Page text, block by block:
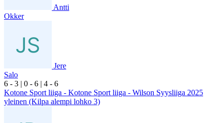
Antti
Okker
Jere
Salo
6 - 3 | 0 - 6 | 4 - 6
Kotone Sport liiga - Kotone Sport liiga - Wilson Syysliiga 2025
yleinen (Kilpa alempi lohko 3)